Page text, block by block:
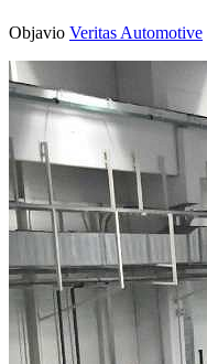
Objavio Veritas Automotive